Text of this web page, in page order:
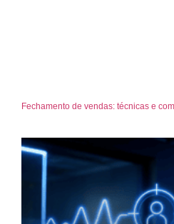
Fechamento de vendas: técnicas e